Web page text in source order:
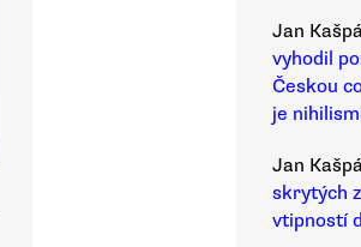
Jan
vyhodil
Českou
je
Jan
skrytých
vtipností